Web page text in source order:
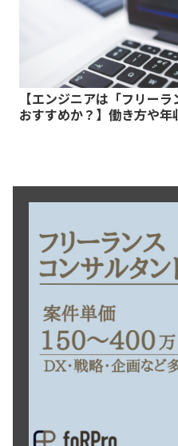
【エンジニアは「フリー
おすすめか？】働き方や年